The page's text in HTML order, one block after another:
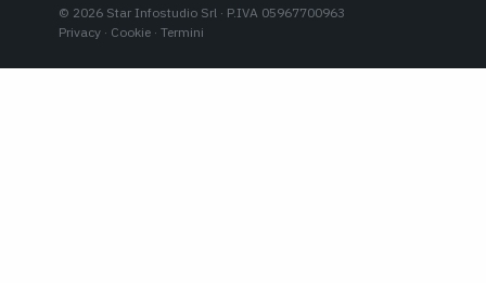
© 2026 Star Infostudio Srl · P.IVA 05967700963
Privacy · Cookie · Termini